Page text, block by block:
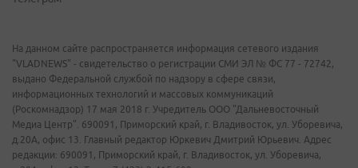
На данном сайте распространяется информация сетевого издания
"VLADNEWS" - свидетельство о регистрации СМИ ЭЛ № ФС 77 - 72742,
выдано Федеральной службой по надзору в сфере связи,
информационных технологий и массовых коммуникаций
(Роскомнадзор) 17 мая 2018 г. Учредитель ООО "Дальневосточный
Медиа Центр". 690091, Приморский край, г. Владивосток, ул. Уборевича,
д.20А, офис 13. Главный редактор Юркевич Дмитрий Юрьевич. Адрес
редакции: 690091, Приморский край, г. Владивосток, ул. Уборевича,